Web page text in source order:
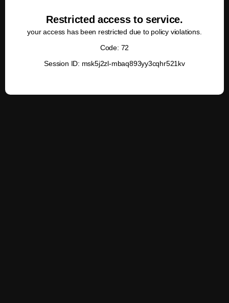
Restricted access to service.
your access has been restricted due to policy violations.
Code: 72
Session ID: msk5j2zl-mbaq893yy3cqhr521kv